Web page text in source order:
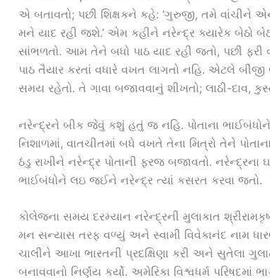
એ બતાવતો; પછી શિક્ષકને કહે: ‘ગુરુજી, તમે
મને યાદ રહી જશે.’ એમ કહીને નરેન્દ્ર ક્યારેક બેઠો
સાંભળતો. આમ તેને બધો પાઠ યાદ રહી જતો, પછી ફરી
પાઠ તૈયાર કરતાં વધારે વખત લાગતો નહિ. એટલે
સમય રહેતો. તે ગાવા બજાવવાનું શીખતો; લાઠી-દાવ,
નરેન્દ્રને બીક જેવું કશું હતું જ નહિ. પોતાના
નિશાળમાં, વાતચીતમાં બધે વખતે તેના મિત્રો તેને
ઠંડુ રાખીને નરેન્દ્ર પોતાની ફરજ બજાવતો. નરેન્દ્રના
ભાઈબંધોને લઇ જઈને નરેન્દ્ર ત્યાં કસરત કરવા જતો.
કોલેજના સમય દરમ્યાન નરેન્દ્રની મુલાકાત
મન સન્યાસ તરફ વળ્યું અને સ્વામી વિવેકાનંદ નામ
ચાલીને આખા ભારતની પ્રદક્ષિણા કરી અને સુતેલા
બનાવવાનો નિર્ણય કર્યો. અમેરિકા વિશ્વધર્મ